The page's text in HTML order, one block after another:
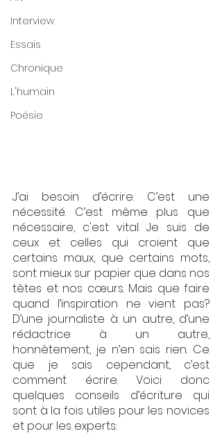
Interview
Essais
Chronique
L'humain
Poésie
J’ai besoin d’écrire. C’est une
nécessité. C’est même plus que
nécessaire, c'est vital. Je suis de
ceux et celles qui croient que
certains maux, que certains mots,
sont mieux sur papier que dans nos
têtes et nos cœurs. Mais que faire
quand l’inspiration ne vient pas?
D’une journaliste à un autre, d’une
rédactrice à un autre,
honnêtement, je n’en sais rien. Ce
que je sais cependant, c’est
comment écrire. Voici donc
quelques conseils d’écriture qui
sont à la fois utiles pour les novices
et pour les experts: